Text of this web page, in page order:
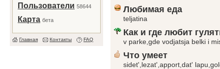
Пользователи 58644
Карта бета
Главная Контакты FAQ
Любимая еда
teljatina
Как и где любит
v parke,gde vodjatsja belki i
Что умеет
sidet',lezat',apport,dat'